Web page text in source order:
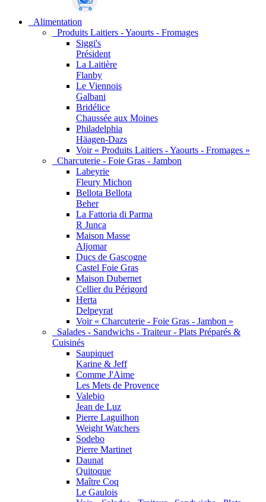
Alimentation
Produits Laitiers - Yaourts - Fromages
Siggi's
Président
La Laitière
Flanby
Le Viennois
Galbani
Bridélice
Chaussée aux Moines
Philadelphia
Häagen-Dazs
Voir « Produits Laitiers - Yaourts - Fromages »
Charcuterie - Foie Gras - Jambon
Labeyrie
Fleury Michon
Bellota Bellota
Beher
La Fattoria di Parma
R Junca
Maison Masse
Aljomar
Ducs de Gascogne
Castel Foie Gras
Maison Dubernet
Cellier du Périgord
Herta
Delpeyrat
Voir « Charcuterie - Foie Gras - Jambon »
Salades - Sandwichs - Traiteur - Plats Préparés &
Cuisinés
Saupiquet
Karine & Jeff
Comme J'Aime
Les Mets de Provence
Valebio
Jean de Luz
Pierre Laguilhon
Weight Watchers
Sodebo
Pierre Martinet
Daunat
Quitoque
Maître Coq
Le Gaulois